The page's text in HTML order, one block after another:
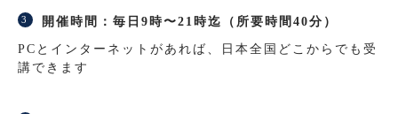
開催時間：毎日9時〜21時迄（所要時間40分）
PCとインターネットがあれば、日本全国どこからでも受
講できます